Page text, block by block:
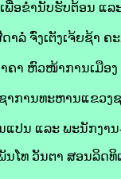
ເພື່ອຂໍ່ານັບຮັບຕ້ອນ ແ
າລໍ່ ຈົ່ງເຕັງເຈ້ຍຊ້າ
ຳຄາ ຫົວໜ້າການເມືອ
ການທະຫານແຂວງຊ
ແປນ ແລະ ພະນັກງາ
ທ ວັນຕາ ສອນລິດທິ